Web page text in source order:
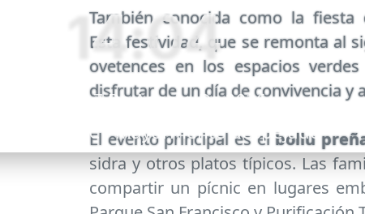
14:04
Viernes, 7 De Agosto De 2026
Oviedo: 25°C - Mayormente despejado
También conocida como la fiesta
Esta festividad, que se remonta al
ovetences en los espacios
disfrutar de un día de convivencia y
El evento principal es elbollu
sidra y otros platos típicos. Las
compartir un pícnic en lugares